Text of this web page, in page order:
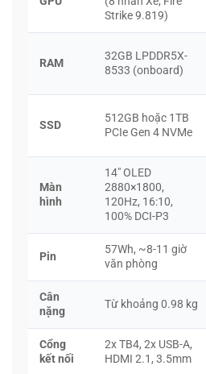
Strike 9.819)
RAM
32GB LPDDR5X-
8533 (onboard)
SSD
512GB hoặc 1TB
PCIe Gen 4 NVMe
Màn
hình
14″ OLED
2880×1800,
120Hz, 16:10,
100% DCI-P3
Pin
57Wh, ~8-11 giờ
văn phòng
Cân
nặng
Từ khoảng 0.98 kg
Cổng
kết nối
2x TB4, 2x USB-A,
HDMI 2.1, 3.5mm